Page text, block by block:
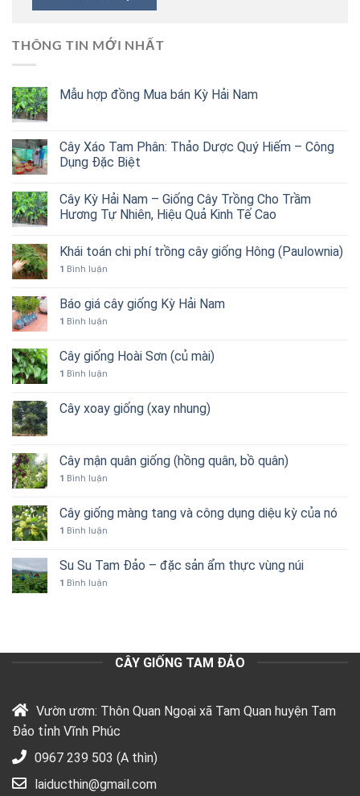
THÔNG TIN MỚI NHẤT
Mẫu hợp đồng Mua bán Kỳ Hải Nam
Cây Xáo Tam Phân: Thảo Dược Quý Hiếm – Công
Dụng Đặc Biệt
Cây Kỳ Hải Nam – Giống Cây Trồng Cho Trầm
Hương Tự Nhiên, Hiệu Quả Kinh Tế Cao
Khái toán chi phí trồng cây giống Hông (Paulownia)
1 Bình luận
Báo giá cây giống Kỳ Hải Nam
1 Bình luận
Cây giống Hoài Sơn (củ mài)
1 Bình luận
Cây xoay giống (xay nhung)
Cây mận quân giống (hồng quân, bồ quân)
1 Bình luận
Cây giống màng tang và công dụng diệu kỳ của nó
1 Bình luận
Su Su Tam Đảo – đặc sản ẩm thực vùng núi
1 Bình luận
CÂY GIỐNG TAM ĐẢO
Vườn ươm: Thôn Quan Ngoại xã Tam Quan huyện Tam
Đảo tỉnh Vĩnh Phúc
0967 239 503 (A thìn)
laiducthin@gmail.com